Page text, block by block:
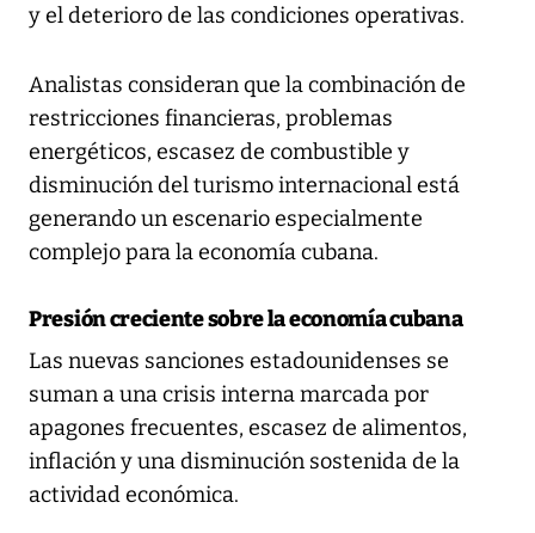
y el deterioro de las condiciones operativas.
Analistas consideran que la combinación de
restricciones financieras, problemas
energéticos, escasez de combustible y
disminución del turismo internacional está
generando un escenario especialmente
complejo para la economía cubana.
Presión creciente sobre la economía cubana
Las nuevas sanciones estadounidenses se
suman a una crisis interna marcada por
apagones frecuentes, escasez de alimentos,
inflación y una disminución sostenida de la
actividad económica.